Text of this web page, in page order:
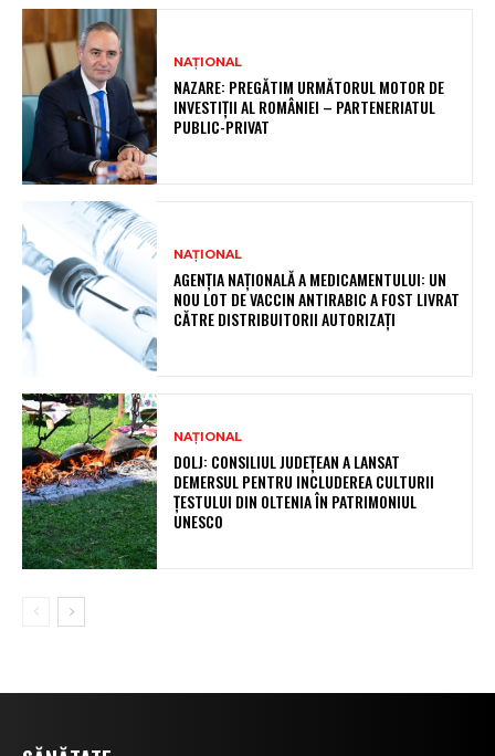
NAȚIONAL
NAZARE: PREGĂTIM URMĂTORUL MOTOR DE
INVESTIȚII AL ROMÂNIEI – PARTENERIATUL
PUBLIC-PRIVAT
NAȚIONAL
AGENȚIA NAȚIONALĂ A MEDICAMENTULUI: UN
NOU LOT DE VACCIN ANTIRABIC A FOST LIVRAT
CĂTRE DISTRIBUITORII AUTORIZAȚI
NAȚIONAL
DOLJ: CONSILIUL JUDEȚEAN A LANSAT
DEMERSUL PENTRU INCLUDEREA CULTURII
ȚESTULUI DIN OLTENIA ÎN PATRIMONIUL
UNESCO